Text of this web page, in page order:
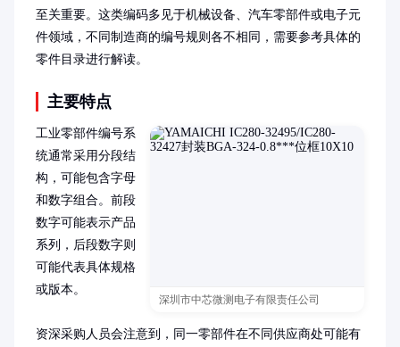
至关重要。这类编码多见于机械设备、汽车零部件或电子元
件领域，不同制造商的编号规则各不相同，需要参考具体的
零件目录进行解读。
主要特点
深圳市中芯微测电子有限责任公司
工业零部件编号系
统通常采用分段结
构，可能包含字母
和数字组合。前段
数字可能表示产品
系列，后段数字则
可能代表具体规格
或版本。
资深采购人员会注意到，同一零部件在不同供应商处可能有